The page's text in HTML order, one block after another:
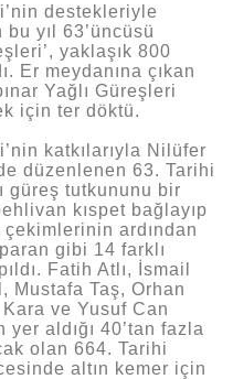
destekleriyle
yıl 63’üncüsü
yaklaşık 800
Er meydanına çıkan
Yağlı Güreşleri
için ter döktü.
katkılarıyla Nilüfer
düzenlenen 63. Tarihi
güreş tutkununu bir
kıspet bağlayıp
çekimlerinin ardından
gibi 14 farklı
Fatih Atlı, İsmail
Mustafa Taş, Orhan
ve Yusuf Can
aldığı 40’tan fazla
olan 664. Tarihi
altın kemer için